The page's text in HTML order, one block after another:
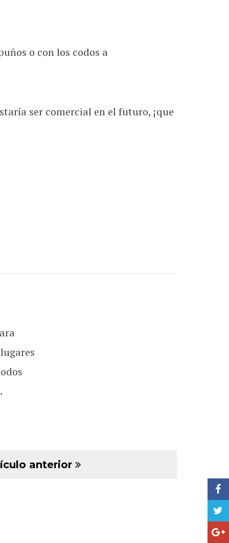
o con los codos a
ser comercial en el futuro, ¡que
anterior